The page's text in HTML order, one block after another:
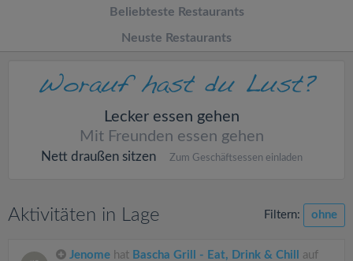
Beliebteste Restaurants
Neuste Restaurants
Lecker essen gehen
Mit Freunden essen gehen
Nett draußen sitzen Zum Geschäftsessen einladen
Aktivitäten in Lage Filtern: ohne
Jenome hat Bascha Grill - Eat, Drink & Chill
auf
n